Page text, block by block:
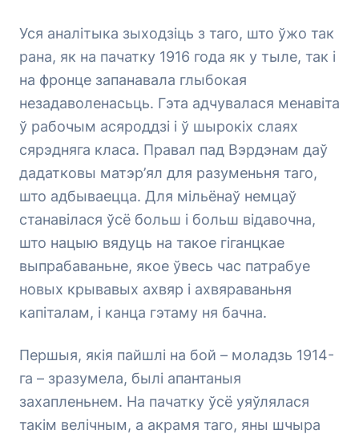
Уся аналітыка зыходзіць з таго, што ўжо так
рана, як на пачатку 1916 года як у тыле, так і
на фронце запанавала глыбокая
незадаволенасьць. Гэта адчувалася менавіта
ў рабочым асяроддзі і ў шырокіх слаях
сярэдняга класа. Правал пад Вэрдэнам даў
дадатковы матэр’ял для разуменьня таго,
што адбываецца. Для мільёнаў немцаў
станавілася ўсё больш і больш відавочна,
што нацыю вядуць на такое гіганцкае
выпрабаваньне, якое ўвесь час патрабуе
новых крывавых ахвяр і ахвяраваньня
капіталам, і канца гэтаму ня бачна.
Першыя, якія пайшлі на бой – моладзь 1914-
га – зразумела, былі апантаныя
захапленьнем. На пачатку ўсё уяўлялася
такім велічным, а акрамя таго, яны шчыра